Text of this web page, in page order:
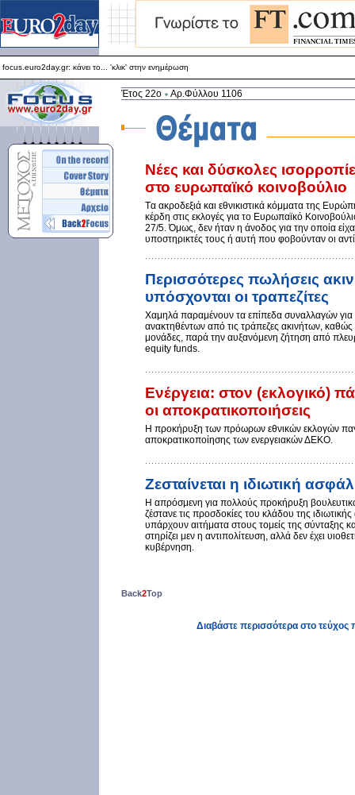
focus.euro2day.gr: κάνει το... 'κλικ' στην ενημέρωση
Για καλύτερη απεικόνιση προτείνεται ο Internet Explorer 5.5+
focus.euro2day.gr: κάνει το... 'κλικ' στην ενημέρωση
Έτος 22ο Αρ.Φύλλου 1106
Νέες και δύσκολες
στο ευρωπαϊκό κοινοβούλιο
Tα ακροδεξιά και εθνικιστικά κόμματα της
κέρδη στις εκλογές για το Ευρωπαϊκό
27/5. Όμως, δεν ήταν η άνοδος για την οποία
υποστηρικτές τους ή αυτή που φοβούνταν οι
Περισσότερες πωλήσεις
υπόσχονται οι τραπεζίτες
Xαμηλά παραμένουν τα επίπεδα συναλλαγών για
ανακτηθέντων από τις τράπεζες ακινήτων, καθώς
μονάδες, παρά την αυξανόμενη ζήτηση από
equity funds.
Ενέργεια: στον (εκλογικό)
οι αποκρατικοποιήσεις
H προκήρυξη των πρόωρων εθνικών εκλογών
αποκρατικοποίησης των ενεργειακών ΔΕΚΟ.
Ζεσταίνεται η ιδιωτική
H απρόσμενη για πολλούς προκήρυξη
ζέστανε τις προσδοκίες του κλάδου της
υπάρχουν αιτήματα στους τομείς της σύνταξης
στηρίζει μεν η αντιπολίτευση, αλλά δεν έχει
κυβέρνηση.
Back2Top
Διαβάστε περισσότερα στο τεύχος